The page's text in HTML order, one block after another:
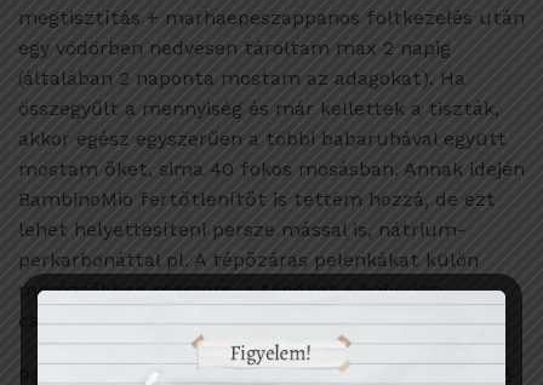
megtisztítás + marhaepeszappanos foltkezelés után
egy vödörben nedvesen tároltam max 2 napig
(általában 2 naponta mostam az adagokat). Ha
összegyűlt a mennyiség és már kellettek a tiszták,
akkor egész egyszerűen a többi babaruhával együtt
mostam őket, sima 40 fokos mosásban. Annak idején
BambinoMio fertőtlenítőt is tettem hozzá, de ezt
lehet helyettesíteni persze mással is, nátrium-
perkarbonáttal pl. A tépőzáras pelenkákat külön
mosózsákban mostam, a tépőket a helyükre
csatolva.
Pár hónap használat után észrevettem, hogy eléggé